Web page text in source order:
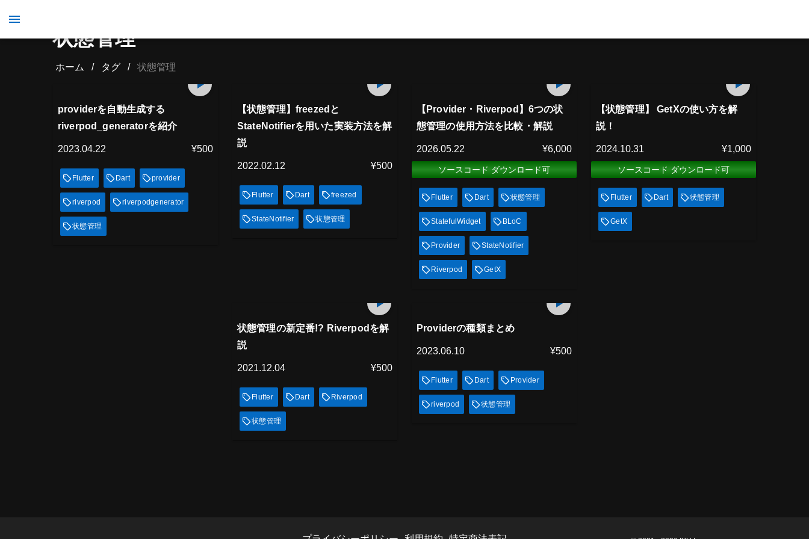
状態管理
ホーム / タグ / 状態管理
12min
見放題
providerを自動生成する
riverpod_generatorを紹介
2023.04.22 ¥500
Flutter Dart provider
riverpod riverpodgenerator
状態管理
23min
見放題
【状態管理】freezedと
StateNotifierを用いた実装方法を解
説
2022.02.12 ¥500
Flutter Dart freezed
StateNotifier 状態管理
85min
見放題
【Provider・Riverpod】6つの状
態管理の使用方法を比較・解説
2026.05.22 ¥6,000
ソースコード ダウンロード可
Flutter Dart 状態管理
StatefulWidget BLoC
Provider StateNotifier
Riverpod GetX
49min
見放題
【状態管理】 GetXの使い方を解
説！
2024.10.31 ¥1,000
ソースコード ダウンロード可
Flutter Dart 状態管理
GetX
10min
見放題
状態管理の新定番!? Riverpodを解
説
2021.12.04 ¥500
Flutter Dart Riverpod
状態管理
25min
見放題
Providerの種類まとめ
2023.06.10 ¥500
Flutter Dart Provider
riverpod 状態管理